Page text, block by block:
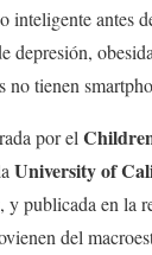
inteligente antes
depresión,
tienen
por el
University of
, y publicada en la
del